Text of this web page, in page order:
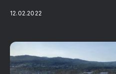
12.02.2022